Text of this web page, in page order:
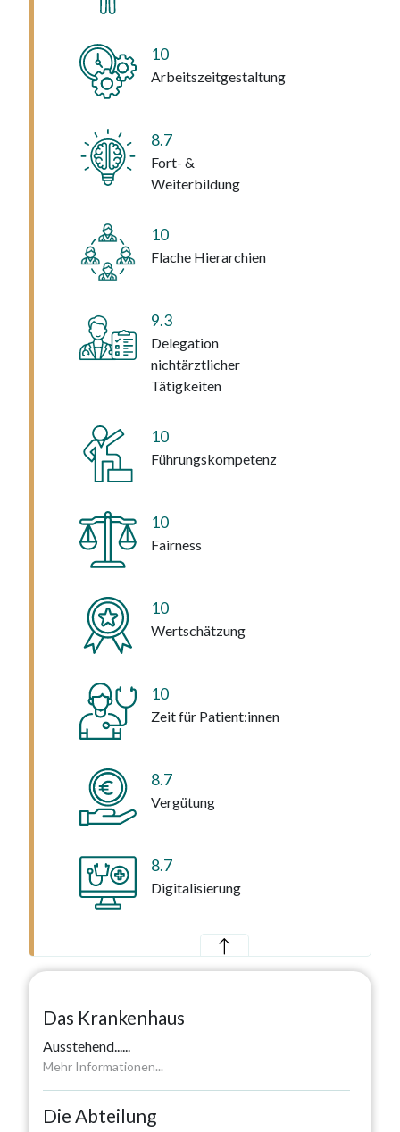
10
Arbeitszeitgestaltung
8.7
Fort- &
Weiterbildung
10
Flache Hierarchien
9.3
Delegation
nichtärztlicher
Tätigkeiten
10
Führungskompetenz
10
Fairness
10
Wertschätzung
10
Zeit für Patient:innen
8.7
Vergütung
8.7
Digitalisierung
Das Krankenhaus
Ausstehend......
Mehr Informationen...
Die Abteilung